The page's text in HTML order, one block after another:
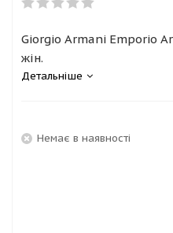
Giorgio Armani Emporio
жін.
Детальніше
Немає в наявності